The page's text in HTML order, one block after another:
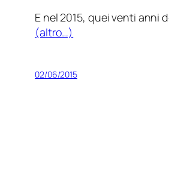
E nel 2015, quei venti anni
(altro…)
02/06/2015